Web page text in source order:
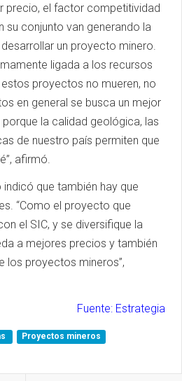
el factor competitividad
su conjunto van generando la
un proyecto minero.
ligada a los recursos
proyectos no mueren, no
en general se busca un mejor
la calidad geológica, las
de nuestro país permiten que
afirmó.
que también hay que
“Como el proyecto que
el SIC, y se diversifique la
a mejores precios y también
los proyectos mineros”,
Fuente: Estrategia
Proyectos mineros